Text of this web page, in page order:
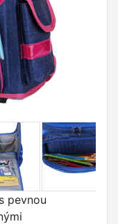
pevnou